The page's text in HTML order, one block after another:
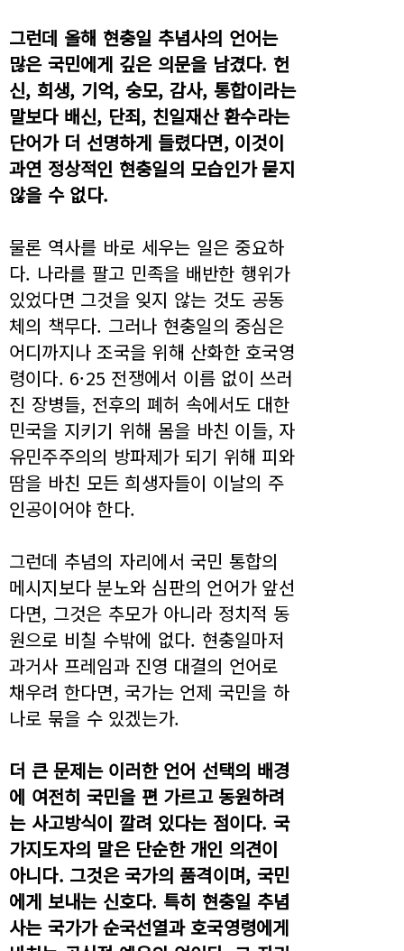
그런데 올해 현충일 추념사의 언어는
많은 국민에게 깊은 의문을 남겼다. 헌
신, 희생, 기억, 숭모, 감사, 통합이라는
말보다 배신, 단죄, 친일재산 환수라는
단어가 더 선명하게 들렸다면, 이것이
과연 정상적인 현충일의 모습인가 묻지
않을 수 없다.
물론 역사를 바로 세우는 일은 중요하
다. 나라를 팔고 민족을 배반한 행위가
있었다면 그것을 잊지 않는 것도 공동
체의 책무다. 그러나 현충일의 중심은
어디까지나 조국을 위해 산화한 호국영
령이다. 6·25 전쟁에서 이름 없이 쓰러
진 장병들, 전후의 폐허 속에서도 대한
민국을 지키기 위해 몸을 바친 이들, 자
유민주주의의 방파제가 되기 위해 피와
땀을 바친 모든 희생자들이 이날의 주
인공이어야 한다.
그런데 추념의 자리에서 국민 통합의
메시지보다 분노와 심판의 언어가 앞선
다면, 그것은 추모가 아니라 정치적 동
원으로 비칠 수밖에 없다. 현충일마저
과거사 프레임과 진영 대결의 언어로
채우려 한다면, 국가는 언제 국민을 하
나로 묶을 수 있겠는가.
더 큰 문제는 이러한 언어 선택의 배경
에 여전히 국민을 편 가르고 동원하려
는 사고방식이 깔려 있다는 점이다. 국
가지도자의 말은 단순한 개인 의견이
아니다. 그것은 국가의 품격이며, 국민
에게 보내는 신호다. 특히 현충일 추념
사는 국가가 순국선열과 호국영령에게